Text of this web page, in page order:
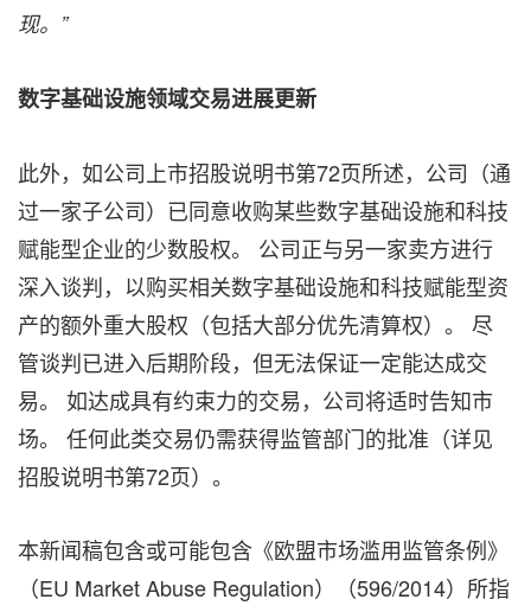
现。”
数字基础设施领域交易进展更新
此外，如公司上市招股说明书第72页所述，公司（通
过一家子公司）已同意收购某些数字基础设施和科技
赋能型企业的少数股权。 公司正与另一家卖方进行
深入谈判，以购买相关数字基础设施和科技赋能型资
产的额外重大股权（包括大部分优先清算权）。 尽
管谈判已进入后期阶段，但无法保证一定能达成交
易。 如达成具有约束力的交易，公司将适时告知市
场。 任何此类交易仍需获得监管部门的批准（详见
招股说明书第72页）。
本新闻稿包含或可能包含《欧盟市场滥用监管条例》
（EU Market Abuse Regulation）（596/2014）所指